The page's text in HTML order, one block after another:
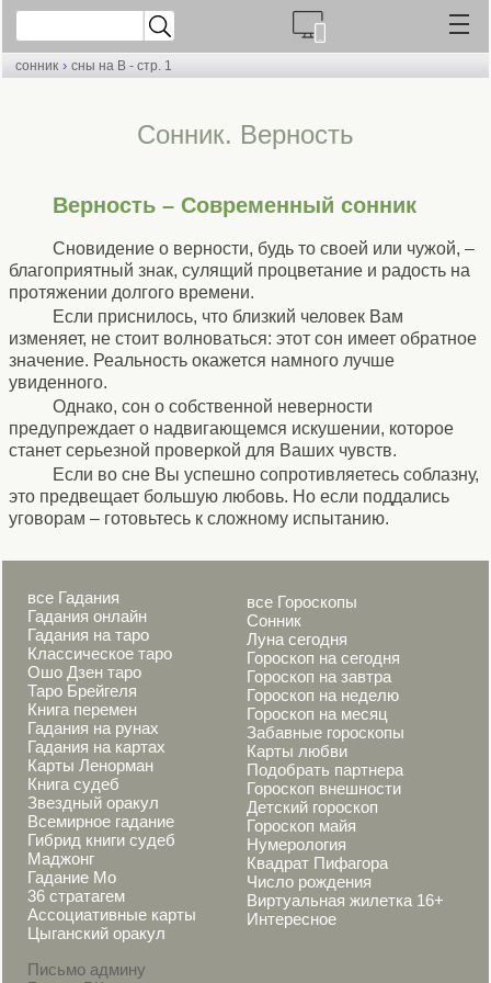
сонник › сны на В - стр. 1
Cонник. Верность
Верность – Современный сонник
Сновидение о верности, будь то своей или чужой, –
благоприятный знак, сулящий процветание и радость на
протяжении долгого времени.
Если приснилось, что близкий человек Вам
изменяет, не стоит волноваться: этот сон имеет обратное
значение. Реальность окажется намного лучше
увиденного.
Однако, сон о собственной неверности
предупреждает о надвигающемся искушении, которое
станет серьезной проверкой для Ваших чувств.
Если во сне Вы успешно сопротивляетесь соблазну,
это предвещает большую любовь. Но если поддались
уговорам – готовьтесь к сложному испытанию.
все Гадания
Гадания онлайн
Гадания на таро
Классическое таро
Ошо Дзен таро
Таро Брейгеля
Книга перемен
Гадания на рунах
Гадания на картах
Карты Ленорман
Книга судеб
Звездный оракул
Всемирное гадание
Гибрид книги судеб
Маджонг
Гадание Мо
36 стратагем
Ассоциативные карты
Цыганский оракул
Письмо админу
все Гороскопы
Сонник
Луна сегодня
Гороскоп на сегодня
Гороскоп на завтра
Гороскоп на неделю
Гороскоп на месяц
Забавные гороскопы
Карты любви
Подобрать партнера
Гороскоп внешности
Детский гороскоп
Гороскоп майя
Нумерология
Квадрат Пифагора
Число рождения
Виртуальная жилетка 16+
Интересное